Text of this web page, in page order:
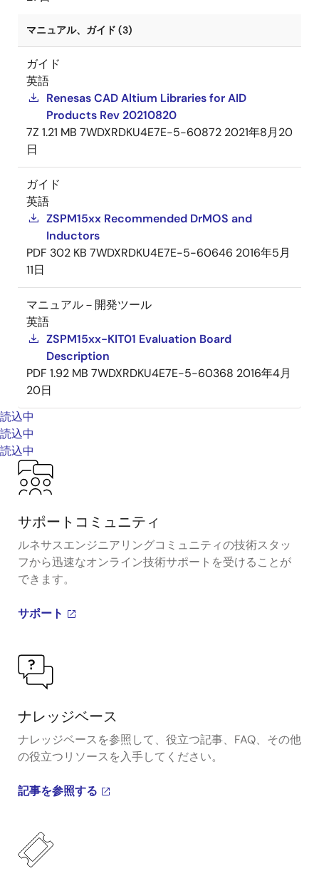
マニュアル、ガイド (3)
ガイド
英語
Renesas CAD Altium Libraries for AID
Products Rev 20210820
7Z 1.21 MB 7WDXRDKU4E7E-5-60872 2021年8月20
日
ガイド
英語
ZSPM15xx Recommended DrMOS and
Inductors
PDF 302 KB 7WDXRDKU4E7E-5-60646 2016年5月
11日
マニュアル－開発ツール
英語
ZSPM15xx-KIT01 Evaluation Board
Description
PDF 1.92 MB 7WDXRDKU4E7E-5-60368 2016年4月
20日
読込中
読込中
読込中
サポートコミュニティ
ルネサスエンジニアリングコミュニティの技術スタッ
フから迅速なオンライン技術サポートを受けることが
できます。
サポート
ナレッジベース
ナレッジベースを参照して、役立つ記事、FAQ、その他
の役立つリソースを入手してください。
記事を参照する